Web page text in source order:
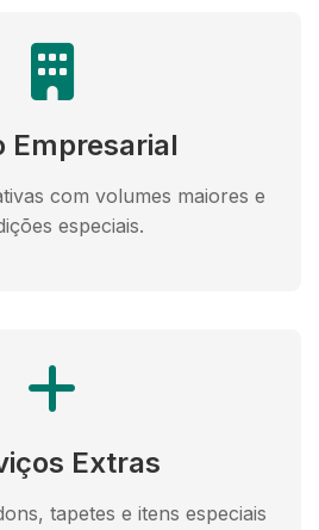
Empresarial
com volumes maiores e
especiais.
Extras
tapetes e itens especiais